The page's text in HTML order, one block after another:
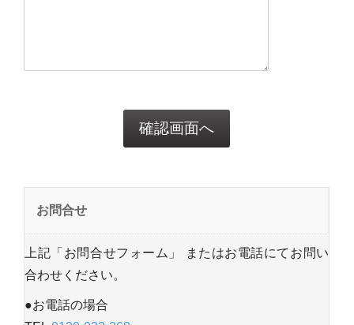
お問合せ
上記「お問合せフォーム」 またはお電話にてお問い
合わせください。
●お電話の場合